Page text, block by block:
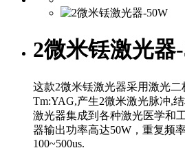
2微米铥激光器
这款2微米铥激光器采用激光
Tm:YAG,产生2微米激光脉冲,
激光器集成到各种激光医学和
器输出功率高达50W，重复频
100~500us.